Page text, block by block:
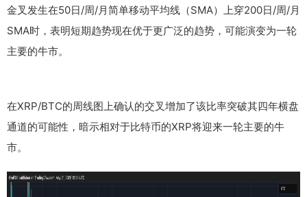
金叉发生在50日/周/月简单移动平均线（SMA）上穿200日/周/月
SMA时，表明短期趋势现在优于更广泛的趋势，可能演变为一轮
主要的牛市。
在XRP/BTC的周线图上确认的交叉增加了该比率突破其四年横盘
通道的可能性，暗示相对于比特币的XRP将迎来一轮主要的牛
市。